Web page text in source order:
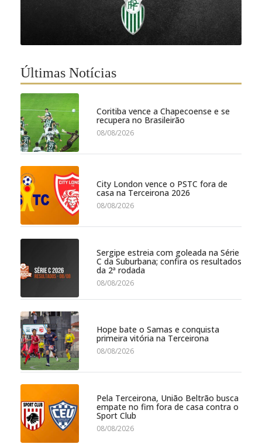
Últimas Notícias
Coritiba vence a Chapecoense e se
recupera no Brasileirão
08/08/2026
City London vence o PSTC fora de
casa na Terceirona 2026
08/08/2026
Sergipe estreia com goleada na Série
C da Suburbana; confira os resultados
da 2ª rodada
08/08/2026
Hope bate o Samas e conquista
primeira vitória na Terceirona
08/08/2026
Pela Terceirona, União Beltrão busca
empate no fim fora de casa contra o
Sport Club
08/08/2026